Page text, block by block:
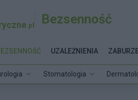
.pl Bezsenność
Stomatologia
UZALEŻNIENIA